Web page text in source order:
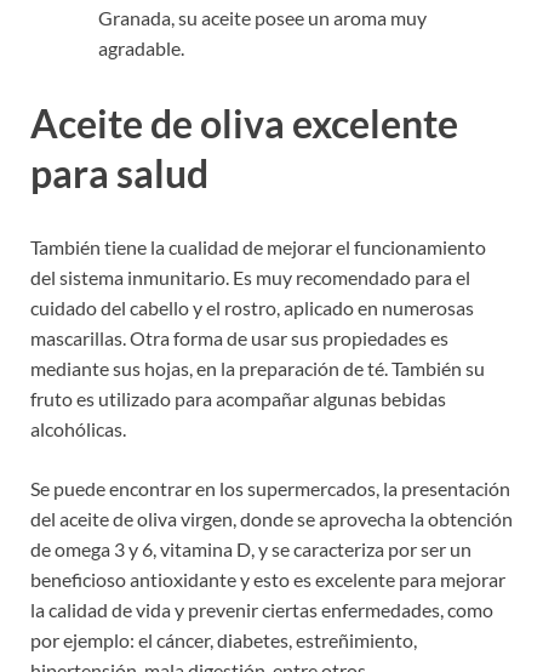
Granada, su aceite posee un aroma muy
agradable.
Aceite de oliva excelente
para salud
También tiene la cualidad de mejorar el funcionamiento
del sistema inmunitario. Es muy recomendado para el
cuidado del cabello y el rostro, aplicado en numerosas
mascarillas. Otra forma de usar sus propiedades es
mediante sus hojas, en la preparación de té. También su
fruto es utilizado para acompañar algunas bebidas
alcohólicas.
Se puede encontrar en los supermercados, la presentación
del aceite de oliva virgen, donde se aprovecha la obtención
de omega 3 y 6, vitamina D, y se caracteriza por ser un
beneficioso antioxidante y esto es excelente para mejorar
la calidad de vida y prevenir ciertas enfermedades, como
por ejemplo: el cáncer, diabetes, estreñimiento,